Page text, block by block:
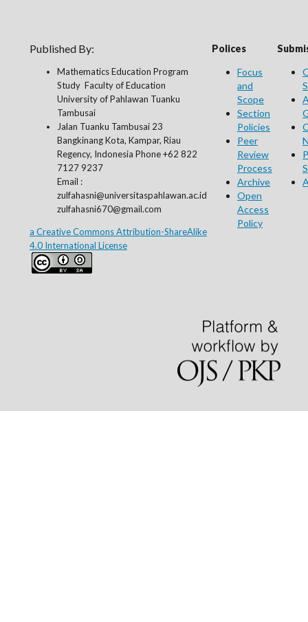
Published By:
Mathematics Education Program
Study Faculty of Education
University of Pahlawan Tuanku
Tambusai
Jalan Tuanku Tambusai 23
Bangkinang Kota, Kampar, Riau
Regency, Indonesia Phone +62 822
7127 9237
Email :
zulfahasni@universitaspahlawan.ac.id
zulfahasni670@gmail.com
a Creative Commons Attribution-ShareAlike
4.0 International License
Polices
Focus
and
Scope
Section
Policies
Peer
Review
Process
Archive
Open
Access
Policy